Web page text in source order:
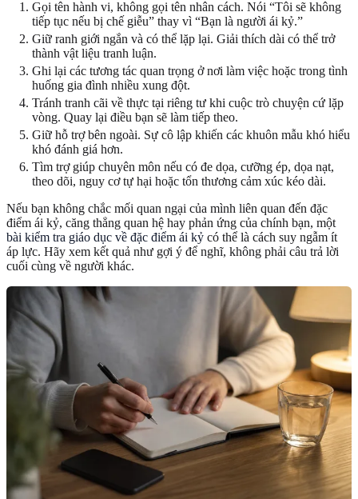
Gọi tên hành vi, không gọi tên nhân cách. Nói “Tôi sẽ không
tiếp tục nếu bị chế giễu” thay vì “Bạn là người ái kỷ.”
Giữ ranh giới ngắn và có thể lặp lại. Giải thích dài có thể trở
thành vật liệu tranh luận.
Ghi lại các tương tác quan trọng ở nơi làm việc hoặc trong tình
huống gia đình nhiều xung đột.
Tránh tranh cãi về thực tại riêng tư khi cuộc trò chuyện cứ lặp
vòng. Quay lại điều bạn sẽ làm tiếp theo.
Giữ hỗ trợ bên ngoài. Sự cô lập khiến các khuôn mẫu khó hiểu
khó đánh giá hơn.
Tìm trợ giúp chuyên môn nếu có đe dọa, cưỡng ép, dọa nạt,
theo dõi, nguy cơ tự hại hoặc tổn thương cảm xúc kéo dài.
Nếu bạn không chắc mối quan ngại của mình liên quan đến đặc
điểm ái kỷ, căng thẳng quan hệ hay phản ứng của chính bạn, một
bài kiểm tra giáo dục về đặc điểm ái kỷ có thể là cách suy ngẫm ít
áp lực. Hãy xem kết quả như gợi ý để nghĩ, không phải câu trả lời
cuối cùng về người khác.